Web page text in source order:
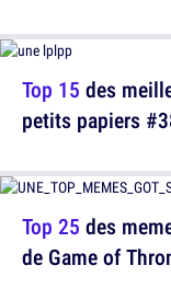
Top 25 des
de Game of
Top 15 des
petits papiers